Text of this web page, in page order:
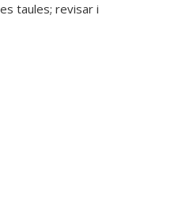
taules; revisar i